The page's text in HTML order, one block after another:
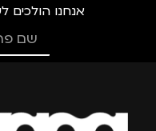
אנחנו הולכים